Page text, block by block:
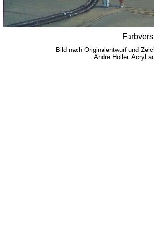
Bild nach Originalentwurf und
Andre Höller. Acryl